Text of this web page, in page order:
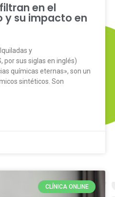
en el
y su impacto en
y
por sus siglas en inglés)
químicas eternas», son un
sintéticos. Son
CLÍNICA ONLINE